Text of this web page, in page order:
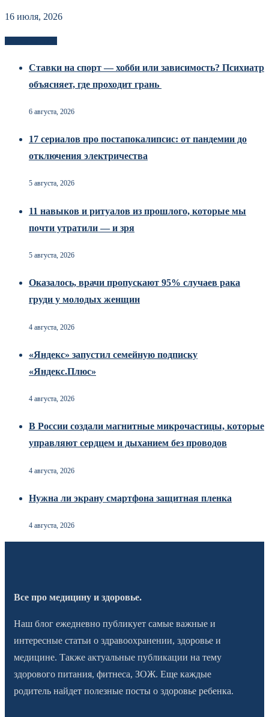
16 июля, 2026
Ставки на спорт — хобби или зависимость? Психиатр
объясняет, где проходит грань
6 августа, 2026
17 сериалов про постапокалипсис: от пандемии до
отключения электричества
5 августа, 2026
11 навыков и ритуалов из прошлого, которые мы
почти утратили — и зря
5 августа, 2026
Оказалось, врачи пропускают 95% случаев рака
груди у молодых женщин
4 августа, 2026
«Яндекс» запустил семейную подписку
«Яндекс.Плюс»
4 августа, 2026
В России создали магнитные микрочастицы, которые
управляют сердцем и дыханием без проводов
4 августа, 2026
Нужна ли экрану смартфона защитная пленка
4 августа, 2026
Все про медицину и здоровье.
Наш блог ежедневно публикует самые важные и
интересные статьи о здравоохранении, здоровье и
медицине. Также актуальные публикации на тему
здорового питания, фитнеса, ЗОЖ. Еще каждые
родитель найдет полезные посты о здоровье ребенка.